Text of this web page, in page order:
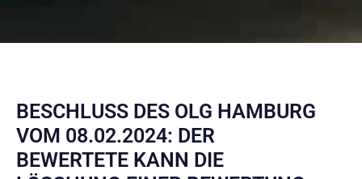
BESCHLUSS DES OLG HAMBURG
VOM 08.02.2024: DER
BEWERTETE KANN DIE